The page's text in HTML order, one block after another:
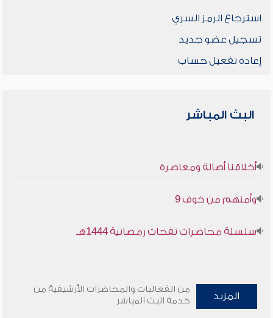
استرجاع الرمز السري
تسجيل عضو جديد
إعادة تفعيل حساب
البث المباشر
أخلاقنا أصالة ومعاصرة
وأمنهم من خوف 9
سلسلة محاضرات نفحات رمضانية 1444هـ
المزيد
من الفعاليات والمحاضرات الأرشيفية من
خدمة البث المباشر